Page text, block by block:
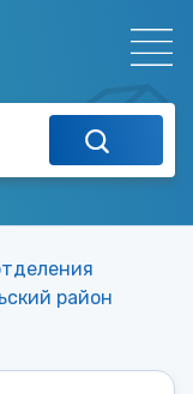
район